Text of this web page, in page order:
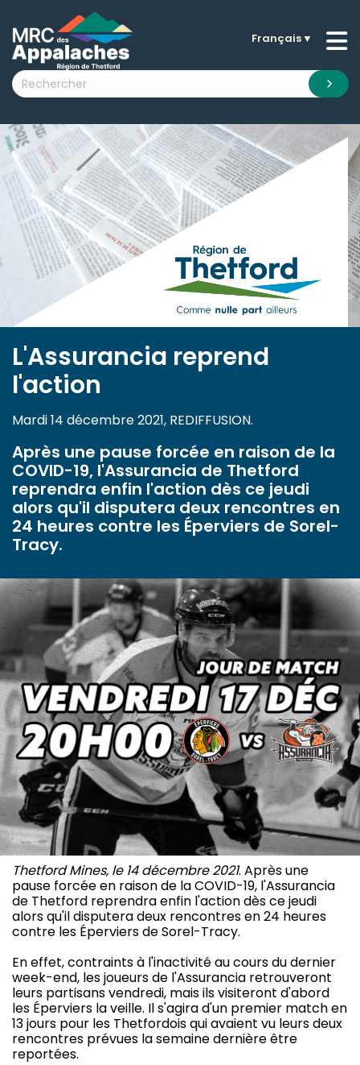
submenu (La MRC )
submenu (Citoyens )
submenu (Visiteurs )
submenu (Nouvelles )
submenu (Documentation )
Français▼
L'Assurancia reprend
l'action
Mardi 14 décembre 2021, REDIFFUSION.
Après une pause forcée en raison de la
COVID-19, l'Assurancia de Thetford
reprendra enfin l'action dès ce jeudi
alors qu'il disputera deux rencontres en
24 heures contre les Éperviers de Sorel-
Tracy.
Thetford Mines, le 14 décembre 2021. Après une
pause forcée en raison de la COVID-19, l'Assurancia
de Thetford reprendra enfin l'action dès ce jeudi
alors qu'il disputera deux rencontres en 24 heures
contre les Éperviers de Sorel-Tracy.
En effet, contraints à l'inactivité au cours du dernier
week-end, les joueurs de l'Assurancia retrouveront
leurs partisans vendredi, mais ils visiteront d'abord
les Éperviers la veille. Il s'agira d'un premier match en
13 jours pour les Thetfordois qui avaient vu leurs deux
rencontres prévues la semaine dernière être
reportées.